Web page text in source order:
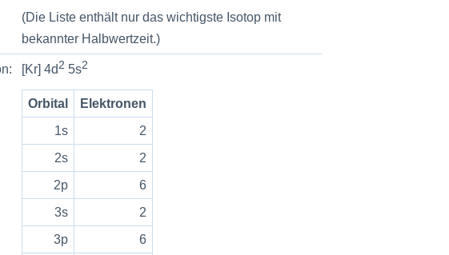
(Die Liste enthält nur das wichtigste Isotop mit
bekannter Halbwertzeit.)
[Kr] 4d2 5s2
Orbital
Elektronen
1s
2
2s
2
2p
6
3s
2
3p
6